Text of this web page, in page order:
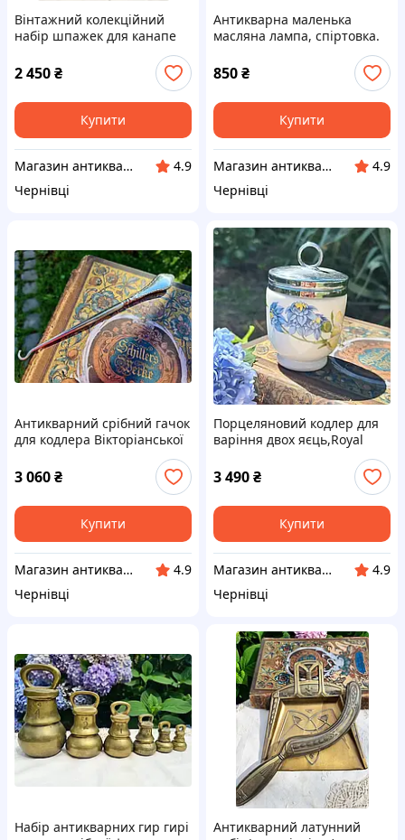
Вінтажний колекційний
набір шпажек для канапе
та оливок «Толедо» (Toledo)
2 450₴
Купити
Магазин антикваріату
4.9
Чернівці
Антикварна маленька
масляна лампа, спіртовка.
850₴
Купити
Магазин антикваріату
4.9
Чернівці
Антикварний срібний гачок
для кодлера Вікторіанської
3 060₴
Купити
Магазин антикваріату
4.9
Чернівці
Порцеляновий кодлер для
варіння двох яєць,Royal
Worcester, Великобританія
3 490₴
Купити
Магазин антикваріату
4.9
Чернівці
Набір антикварних гир гирі
Антикварний латунний